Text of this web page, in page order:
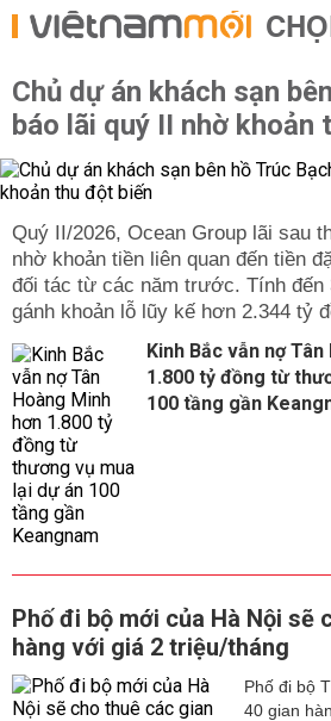
Chủ dự án khách sạn
báo lãi quý II nhờ khoản
Quý II/2026, Ocean Group lãi sau
nhờ khoản tiền liên quan đến tiền
đối tác từ các năm trước. Tính đến
gánh khoản lỗ lũy kế hơn 2.344 tỷ
Kinh Bắc vẫn nợ
1.800 tỷ đồng từ
100 tầng gần
Phố đi bộ mới của Hà Nội sẽ
hàng với giá 2 triệu/tháng
Phố đi bộ
40 gian